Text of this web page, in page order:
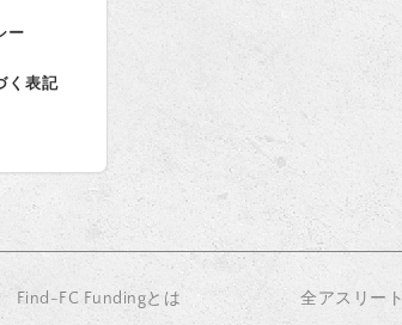
ー
く表記
Find-FC Fundingとは 全アスリート